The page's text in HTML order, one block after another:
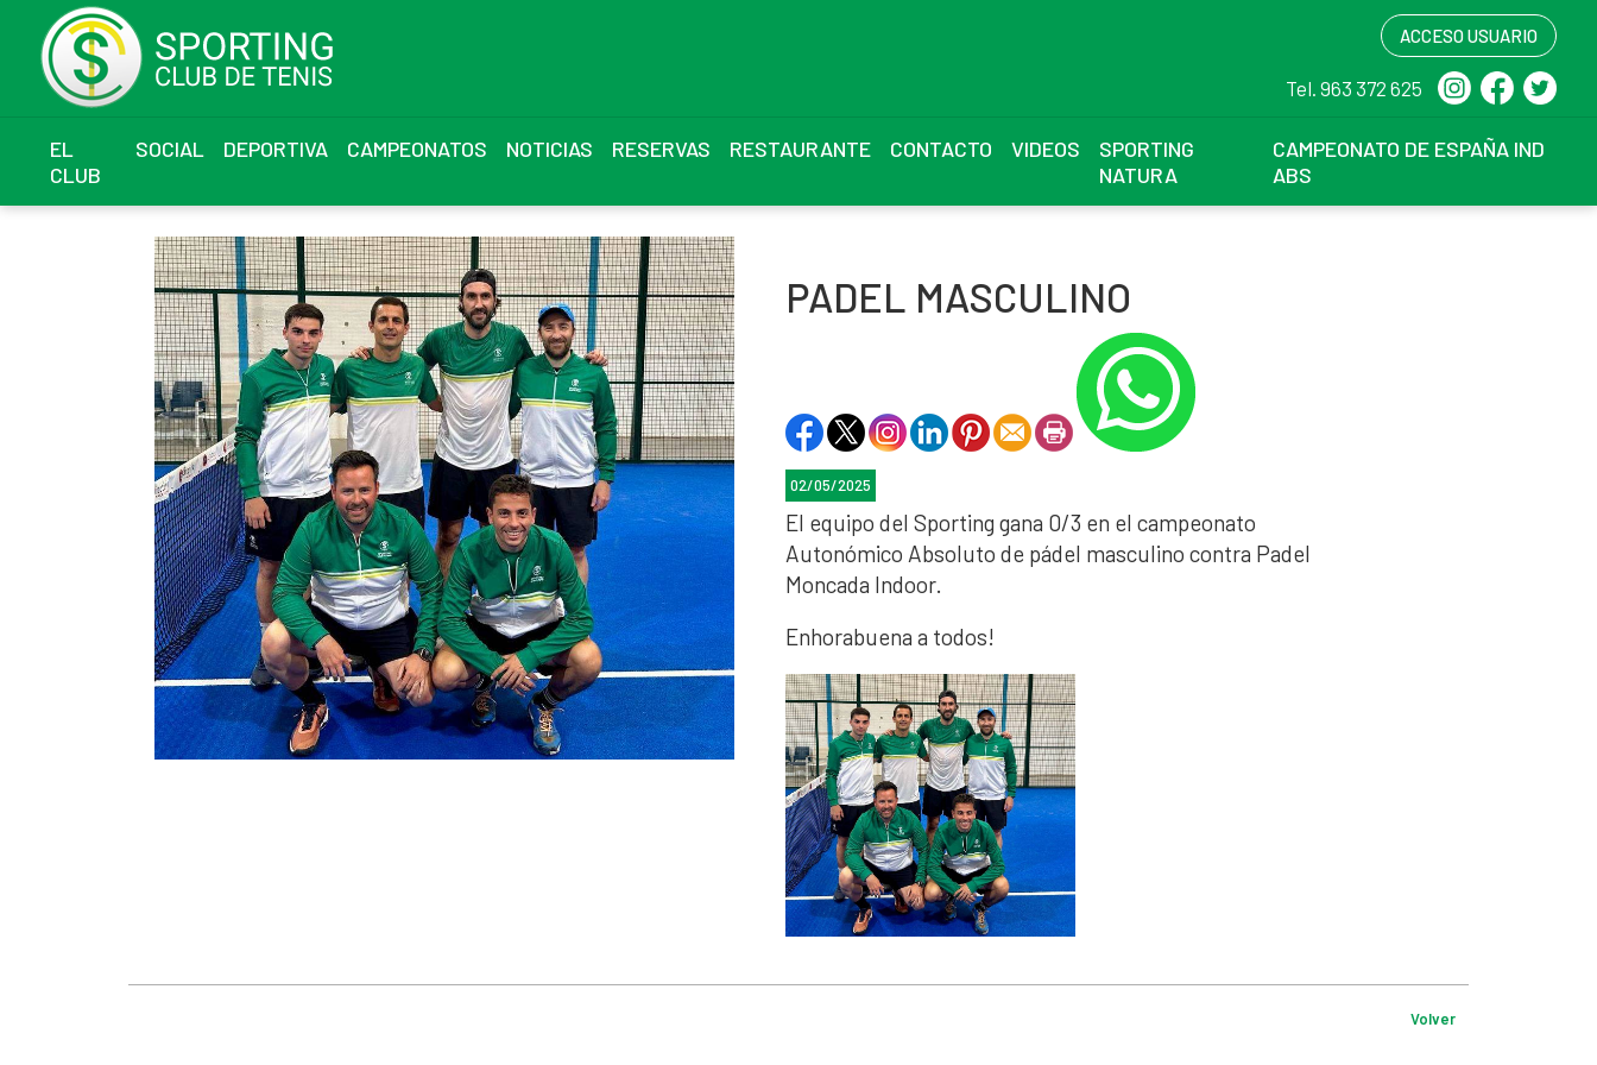
ACCESO USUARIO
Tel. 963 372 625
EL
CLUB
SOCIAL DEPORTIVA CAMPEONATOS NOTICIAS RESERVAS RESTAURANTE CONTACTO VIDEOS
SPORTING
NATURA
CAMPEONATO DE ESPAÑA IND
ABS
PADEL MASCULINO
02/05/2025
El equipo del Sporting gana 0/3 en el campeonato
Autonómico Absoluto de pádel masculino contra Padel
Moncada Indoor.
Enhorabuena a todos!
Volver